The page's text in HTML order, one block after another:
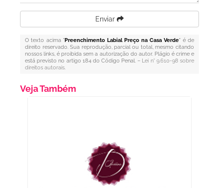
Enviar
O texto acima "Preenchimento Labial Preço na Casa Verde" é de
direito reservado. Sua reprodução, parcial ou total, mesmo citando
nossos links, é proibida sem a autorização do autor. Plágio é crime e
está previsto no artigo 184 do Código Penal. – Lei n° 9.610-98 sobre
direitos autorais.
Veja Também